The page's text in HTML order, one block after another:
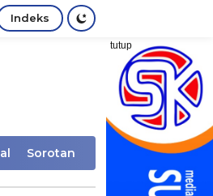
Indeks
tutup
Sorotan